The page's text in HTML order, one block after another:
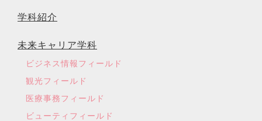
学科紹介
未来キャリア学科
ビジネス情報フィールド
観光フィールド
医療事務フィールド
ビューティフィールド